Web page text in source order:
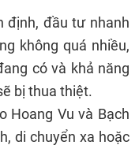
định, đầu tư nhanh
không quá nhiều,
có và khả năng
bị thua thiệt.
Hoang Vu và Bạch
di chuyển xa hoặc